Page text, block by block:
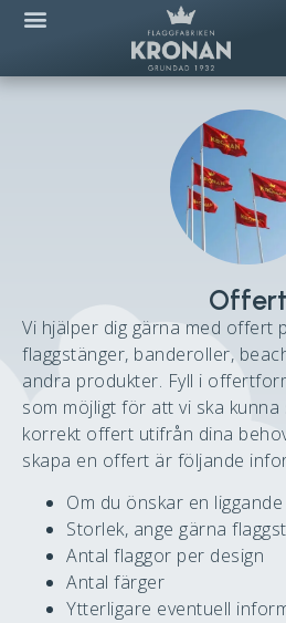
Offert
Vi hjälper dig gärna med offert
flaggstänger, banderoller,
andra produkter. Fyll i
som möjligt för att vi ska kunna
korrekt offert utifrån dina
skapa en offert är följande
Om du önskar en
Storlek, ange gärna
Antal flaggor per design
Antal färger
Ytterligare eventuell